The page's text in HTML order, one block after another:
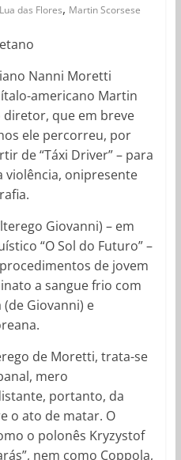
das Flores, Martin Scorsese
Nanni Moretti
americano Martin
diretor, que em breve
ele percorreu, por
de “Táxi Driver” – para
onipresente
Giovanni) – em
“O Sol do Futuro” –
de jovem
a sangue frio com
Giovanni) e
de Moretti, trata-se
mero
portanto, da
o ato de matar. O
o polonês Kryzystof
nem como Coppola,